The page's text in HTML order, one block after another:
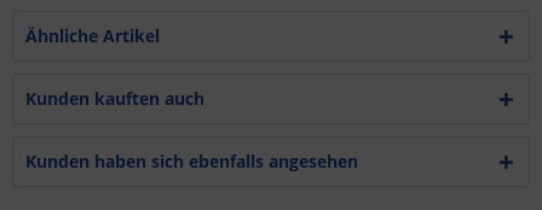
Ähnliche Artikel
Kunden kauften auch
Kunden haben sich ebenfalls angesehen